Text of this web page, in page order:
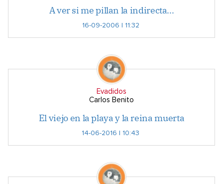
A ver si me pillan la indirecta...
16-09-2006 | 11:32
Evadidos
Carlos Benito
El viejo en la playa y la reina muerta
14-06-2016 | 10:43